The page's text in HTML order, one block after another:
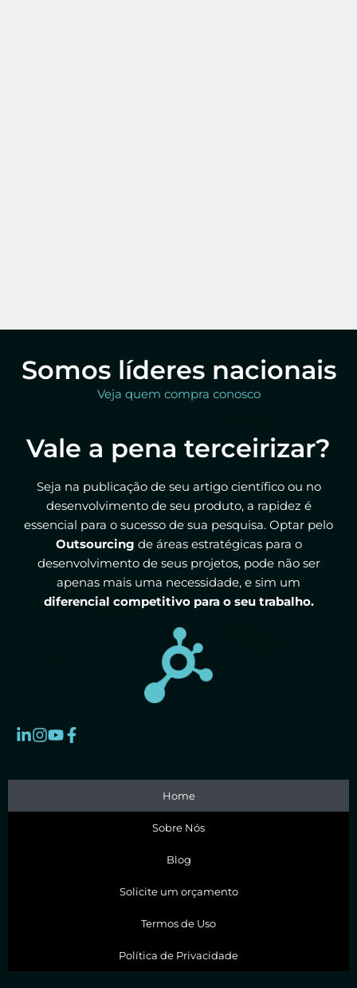
Somos líderes nacionais
Veja quem compra conosco
Vale a pena terceirizar?
Seja na publicação de seu artigo científico ou no
desenvolvimento de seu produto, a rapidez é
essencial para o sucesso de sua pesquisa. Optar pelo
Outsourcing de áreas estratégicas para o
desenvolvimento de seus projetos, pode não ser
apenas mais uma necessidade, e sim um
diferencial competitivo para o seu trabalho.
Home
Sobre Nós
Blog
Solicite um orçamento
Termos de Uso
Política de Privacidade